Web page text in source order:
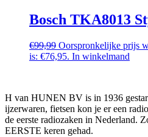
Bosch TKA8013
€99,99 Oorspronkelijke prijs
is: €76,95. In winkelmand
H van HUNEN BV is in 1936
ijzerwaren, fietsen kon je er een
de eerste radiozaken in Nederland.
EERSTE keren gehad.